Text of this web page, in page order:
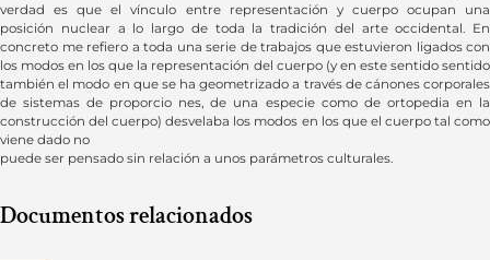
verdad es que el vínculo entre representación y cuerpo ocupan una
posición nuclear a lo largo de toda la tradición del arte occidental. En
concreto me refiero a toda una serie de trabajos que estuvieron ligados con
los modos en los que la representación del cuerpo (y en este sentido sentido
también el modo en que se ha geometrizado a través de cánones corporales
de sistemas de proporcio nes, de una especie como de ortopedia en la
construcción del cuerpo) desvelaba los modos en los que el cuerpo tal como
viene dado no
puede ser pensado sin relación a unos parámetros culturales.
Documentos relacionados